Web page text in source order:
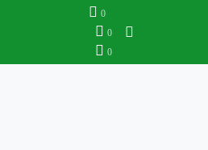
0
0
0